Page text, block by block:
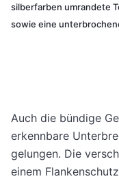
silberfarben umrandete
sowie eine
Auch die bündige
erkennbare
gelungen. Die
einem